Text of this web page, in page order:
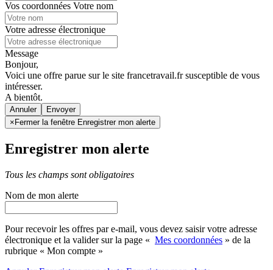
Vos coordonnées Votre nom
Votre adresse électronique
Message
Bonjour,
Voici une offre parue sur le site francetravail.fr susceptible de vous
intéresser.
A bientôt.
Annuler
× Fermer la fenêtre Enregistrer mon alerte
Enregistrer mon alerte
Tous les champs sont obligatoires
Nom de mon alerte
Pour recevoir les offres par e-mail, vous devez saisir votre adresse
électronique et la valider sur la page « Mes coordonnées » de la
rubrique « Mon compte »